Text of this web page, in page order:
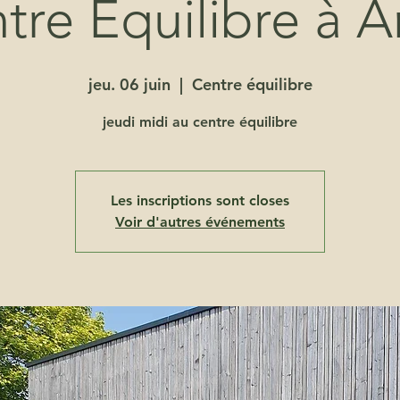
Équilibre à
jeu. 06 juin
  |
Centre équilibre
jeudi midi au centre équilibre
Les inscriptions sont closes
Voir d'autres événements